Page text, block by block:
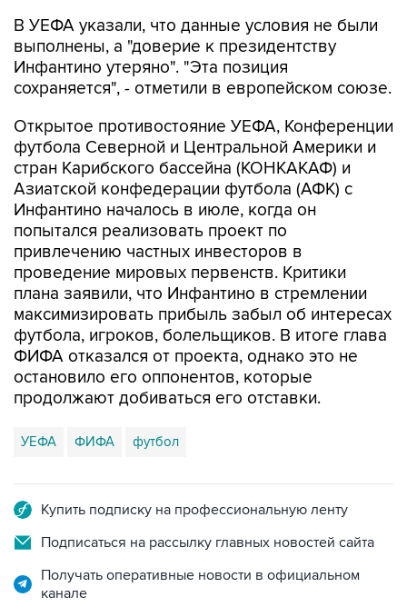
В УЕФА указали, что данные условия не были
выполнены, а "доверие к президентству
Инфантино утеряно". "Эта позиция
сохраняется", - отметили в европейском союзе.
Открытое противостояние УЕФА, Конференции
футбола Северной и Центральной Америки и
стран Карибского бассейна (КОНКАКАФ) и
Азиатской конфедерации футбола (АФК) с
Инфантино началось в июле, когда он
попытался реализовать проект по
привлечению частных инвесторов в
проведение мировых первенств. Критики
плана заявили, что Инфантино в стремлении
максимизировать прибыль забыл об интересах
футбола, игроков, болельщиков. В итоге глава
ФИФА отказался от проекта, однако это не
остановило его оппонентов, которые
продолжают добиваться его отставки.
УЕФА ФИФА футбол
Купить подписку на профессиональную ленту
Подписаться на рассылку главных новостей сайта
Получать оперативные новости в официальном
канале